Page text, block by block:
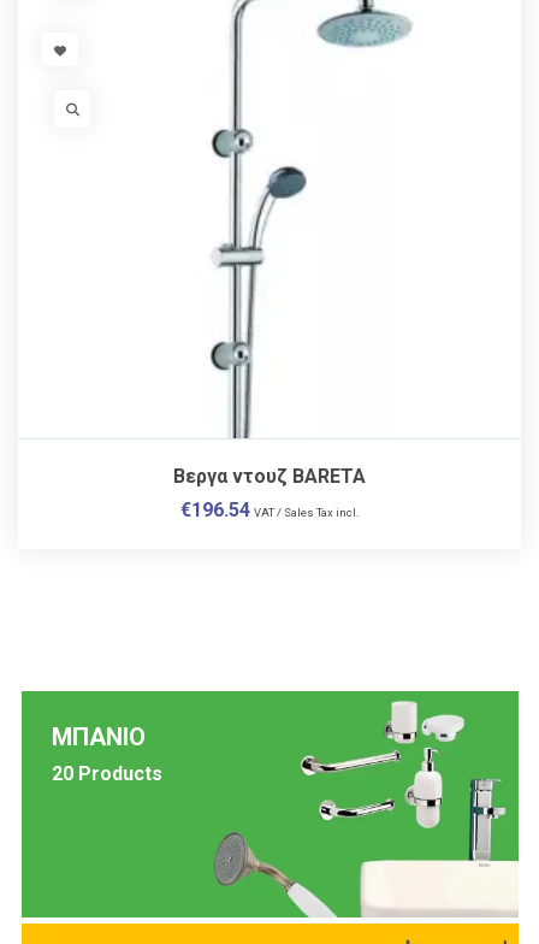
VISIT LINK
VISIT LINK
Βεργα ντουζ BARETA
€196.54 VAT / Sales Tax incl.
ΜΠΑΝΙΟ
20 Products